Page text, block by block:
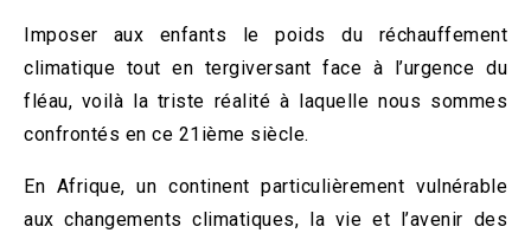
Imposer aux enfants le poids du réchauffement
climatique tout en tergiversant face à l’urgence du
fléau, voilà la triste réalité à laquelle nous sommes
confrontés en ce 21ième siècle.
En Afrique, un continent particulièrement vulnérable
aux changements climatiques, la vie et l’avenir des